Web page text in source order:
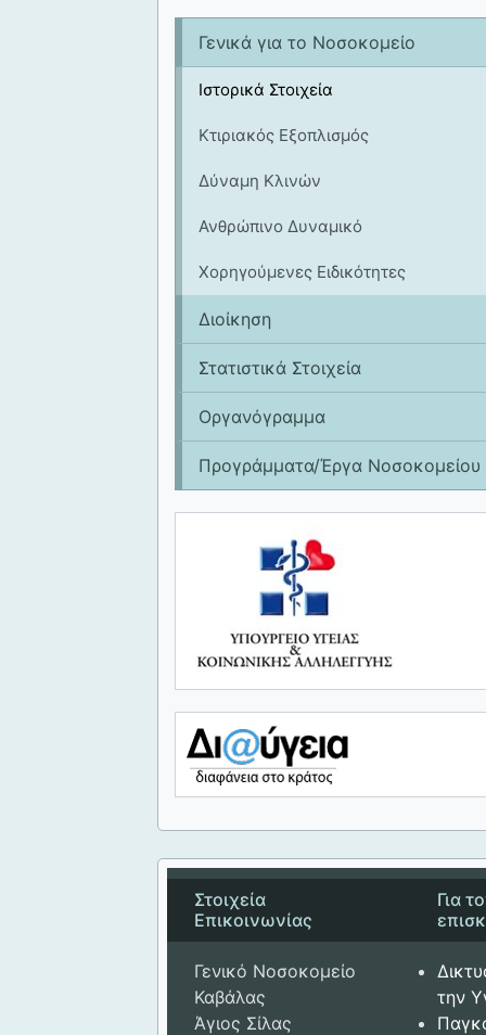
Γενικά για το Νοσοκομείο
Ιστορικά Στοιχεία
Κτιριακός Εξοπλισμός
Δύναμη Κλινών
Ανθρώπινο Δυναμικό
Χορηγούμενες Ειδικότητες
Διοίκηση
Στατιστικά Στοιχεία
Οργανόγραμμα
Προγράμματα/Έργα Νοσοκομείου
Στοιχεία
Επικοινωνίας
Γενικό Νοσοκομείο
Καβάλας
Άγιος Σίλας
Για
την